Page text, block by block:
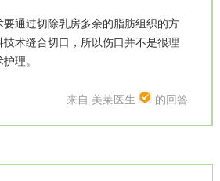
通过切除乳房多余的脂肪组织的方
术缝合切口，所以伤口并不是很理
理。
来自 美莱医生 的回答